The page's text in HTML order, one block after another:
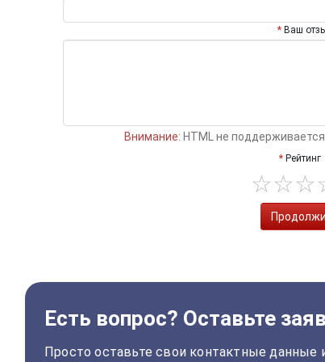
Ваш
Внимание: HTML не
Рейтинг
Есть вопрос? Оставьте
Просто оставьте свои контактные